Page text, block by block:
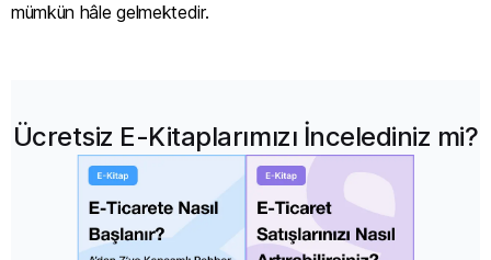
mümkün hâle gelmektedir.
Ücretsiz E-Kitaplarımızı İncelediniz mi?